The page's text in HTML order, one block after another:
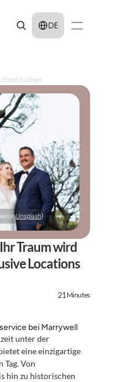
Select Language
DE
in athen
onUnsplash)
Traum wird
Locations
21 Minutes
bei Marrywell
unter der
eine einzigartige
Tag. Von
hin zu historischen